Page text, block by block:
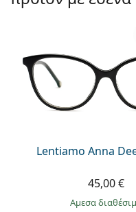
Persol
Όλες οι μάρκες
Lentiamo Anna
45,00 €
άμεσα